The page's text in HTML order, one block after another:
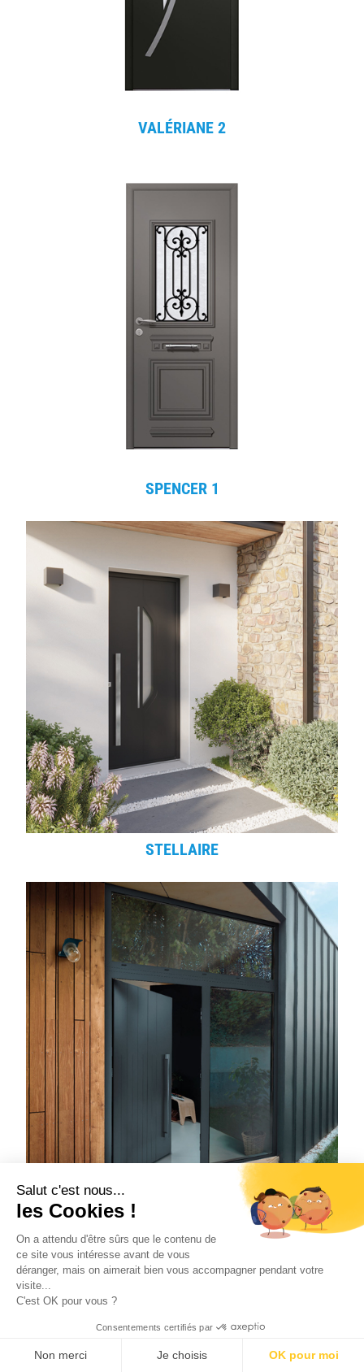
VALÉRIANE 2
SPENCER 1
STELLAIRE
DEVIS RDV CONTACT
Salut c'est nous...
les Cookies !
On a attendu d'être sûrs que le contenu de
ce site vous intéresse avant de vous
déranger, mais on aimerait bien vous accompagner pendant votre
visite...
C'est OK pour vous ?
Consentements certifiés par
Non merci Je choisis OK pour moi